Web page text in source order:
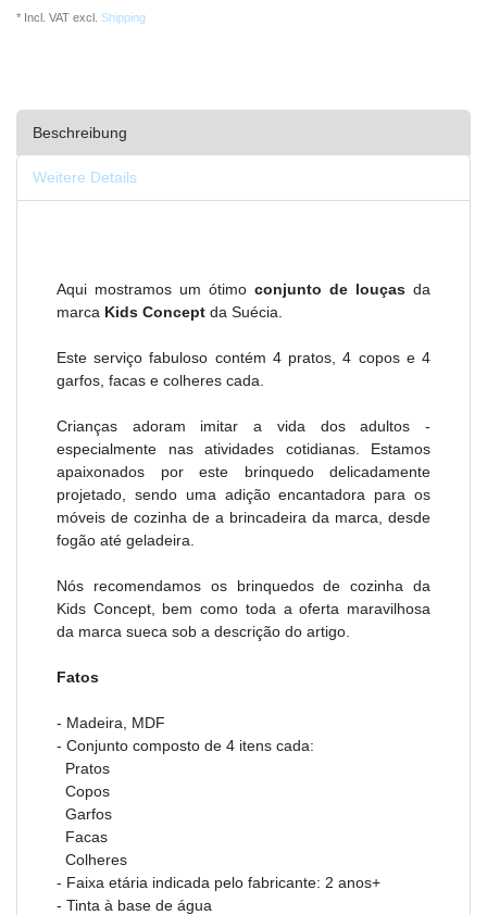
* Incl. VAT excl. Shipping
Beschreibung
Weitere Details
Aqui mostramos um ótimo conjunto de louças da
marca Kids Concept da Suécia.
Este serviço fabuloso contém 4 pratos, 4 copos e 4
garfos, facas e colheres cada.
Crianças adoram imitar a vida dos adultos -
especialmente nas atividades cotidianas. Estamos
apaixonados por este brinquedo delicadamente
projetado, sendo uma adição encantadora para os
móveis de cozinha de a brincadeira da marca, desde
fogão até geladeira.
Nós recomendamos os brinquedos de cozinha da
Kids Concept, bem como toda a oferta maravilhosa
da marca sueca sob a descrição do artigo.
Fatos
- Madeira, MDF
- Conjunto composto de 4 itens cada:
Pratos
Copos
Garfos
Facas
Colheres
- Faixa etária indicada pelo fabricante: 2 anos+
- Tinta à base de água